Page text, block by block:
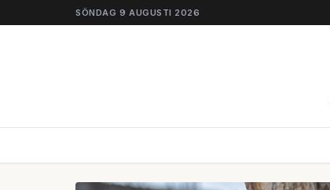
SÖNDAG 9 AUGUSTI 2026